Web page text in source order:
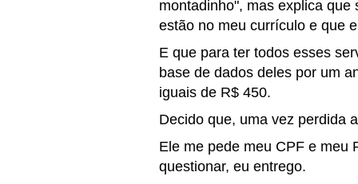
montadinho", mas explica
estão no meu currículo e que
E que para ter todos esses
base de dados deles por um
iguais de R$ 450.
Decido que, uma vez perdida
Ele me pede meu CPF e meu
questionar, eu entrego.